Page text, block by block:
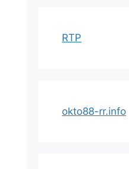
RTP
okto88-rr.info